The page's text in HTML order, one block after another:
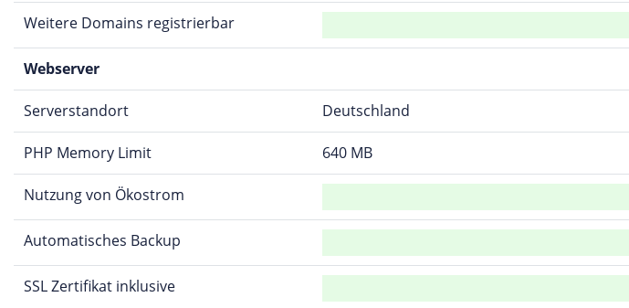
Weitere Domains registrierbar
Webserver
Serverstandort Deutschland
PHP Memory Limit 640 MB
Nutzung von Ökostrom
Automatisches Backup
SSL Zertifikat inklusive